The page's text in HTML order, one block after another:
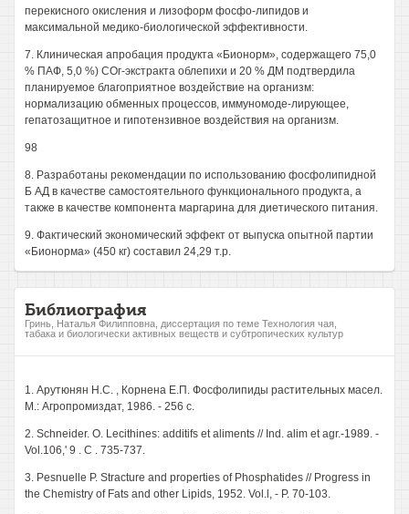
перекисного окисления и лизоформ фосфо-липидов и
максимальной медико-биологической эффективности.
7. Клиническая апробация продукта «Бионорм», содержащего 75,0
% ПАФ, 5,0 %) СОг-экстракта облепихи и 20 % ДМ подтвердила
планируемое благоприятное воздействие на организм:
нормализацию обменных процессов, иммуномоде-лирующее,
гепатозащитное и гипотензивное воздействия на организм.
98
8. Разработаны рекомендации по использованию фосфолипидной
Б АД в качестве самостоятельного функционального продукта, а
также в качестве компонента маргарина для диетического питания.
9. Фактический экономический эффект от выпуска опытной партии
«Бионорма» (450 кг) составил 24,29 т.р.
Библиография
Гринь, Наталья Филипповна, диссертация по теме Технология чая,
табака и биологически активных веществ и субтропических культур
1. Арутюнян Н.С. , Корнена Е.П. Фосфолипиды растительных масел.
М.: Агропромиздат, 1986. - 256 с.
2. Schneider. О. Lecithines: additifs et aliments // Ind. alim et agr.-1989. -
Vol.106,' 9 . С . 735-737.
3. Pesnuelle P. Stracture and properties of Phosphatides // Progress in
the Chemistry of Fats and other Lipids, 1952. Vol.l, - P. 70-103.